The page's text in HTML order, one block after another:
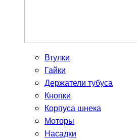
Втулки
Гайки
Держатели тубуса
Кнопки
Корпуса шнека
Моторы
Насадки